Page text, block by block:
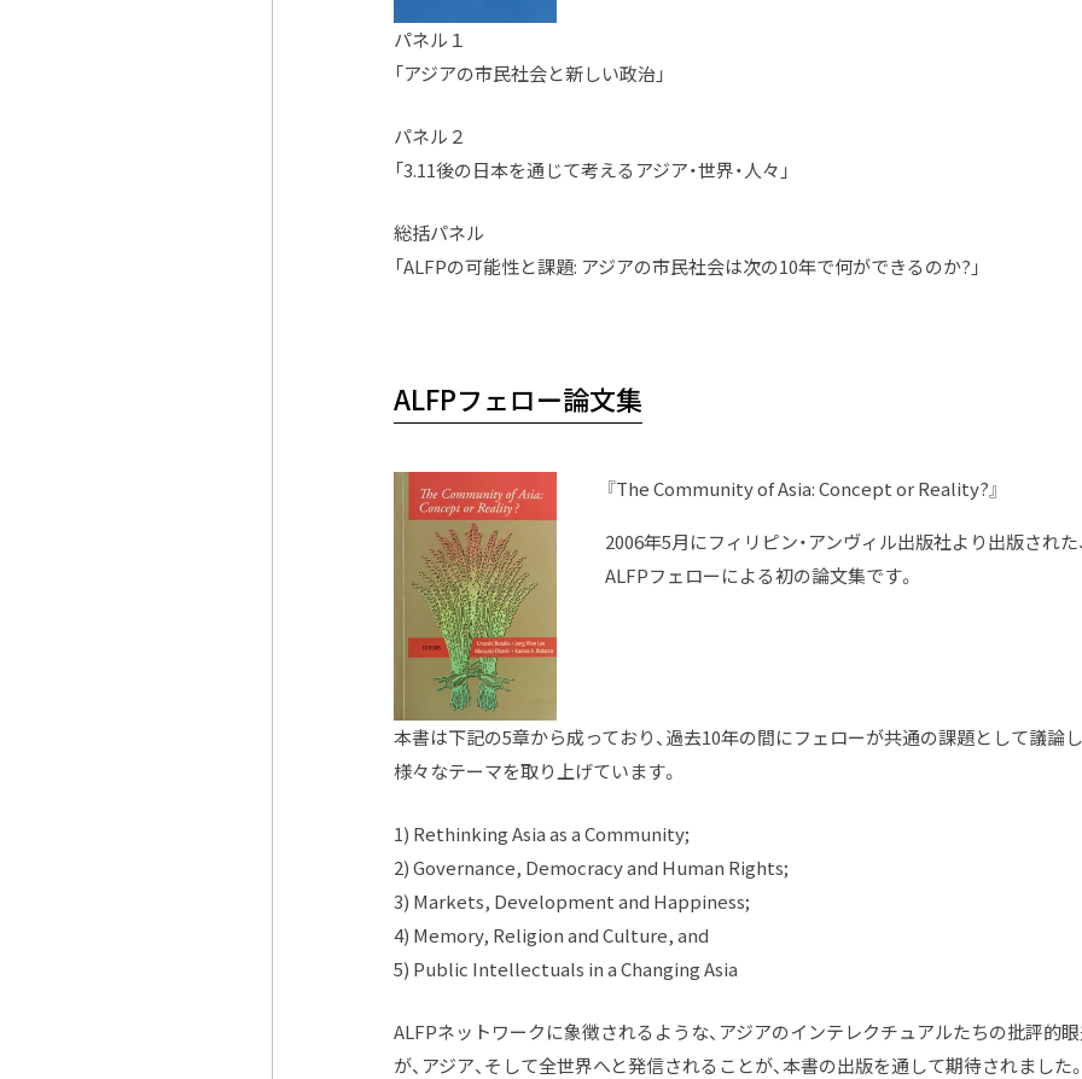
パネル１
「アジアの市民社会と新しい政治」
パネル２
「3.11後の日本を通じて考えるアジア・世界・人々」
総括パネル
「ALFPの可能性と課題: アジアの市民社会は次の10年で何ができるのか?」
ALFPフェロー論文集
『The Community of Asia: Concept or Reality?』
2006年5月にフィリピン・アンヴィル出版社より出版された
ALFPフェローによる初の論文集です。
本書は下記の5章から成っており、過去10年の間にフェローが共通の課題として議論
様々なテーマを取り上げています。
1) Rethinking Asia as a Community;
2) Governance, Democracy and Human Rights;
3) Markets, Development and Happiness;
4) Memory, Religion and Culture, and
5) Public Intellectuals in a Changing Asia
ALFPネットワークに象徴されるような、アジアのインテレクチュアルたちの批評的
が、アジア、そして全世界へと発信されることが、本書の出版を通して期待されました